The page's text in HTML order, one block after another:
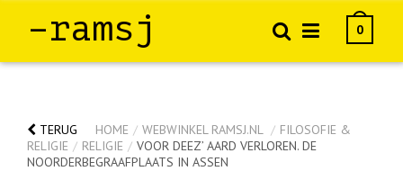
–ramsj 0
TERUG HOME / WEBWINKEL RAMSJ.NL / FILOSOFIE &
RELIGIE / RELIGIE / VOOR DEEZ’ AARD VERLOREN. DE
NOORDERBEGRAAFPLAATS IN ASSEN